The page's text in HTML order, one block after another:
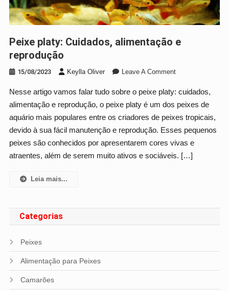
Peixe platy: Cuidados, alimentação e
reprodução
15/08/2023 Keylla Oliver Leave A CommentOn
Platy:
Cuidados,
Alimentação
E
Reprodução
Nesse artigo vamos falar tudo sobre o peixe platy: cuidados,
alimentação e reprodução, o peixe platy é um dos peixes de
aquário mais populares entre os criadores de peixes tropicais,
devido à sua fácil manutenção e reprodução. Esses pequenos
peixes são conhecidos por apresentarem cores vivas e
atraentes, além de serem muito ativos e sociáveis. […]
Leia mais...
Categorias
Peixes
Alimentação para Peixes
Camarões